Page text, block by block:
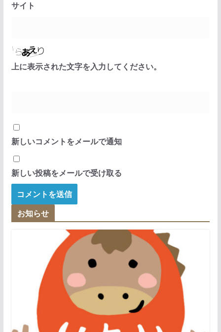
サイト
上に表示された文字を入力してください。
新しいコメントをメールで通知
新しい投稿をメールで受け取る
お知らせ